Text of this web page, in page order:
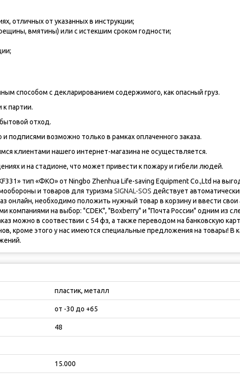
отличных от указанных в инструкции;
вмятины) или с истекшим сроком годности;
способом с декларированием содержимого, как опасный груз.
партии.
отход.
возможно только в рамках оплаченного заказа.
клиентами нашего интернет-магазина не осуществляется.
и на стадионе, что может привести к пожару и гибели людей.
тип «ФКО» от Ningbo Zhenhua Life-saving Equipment Co.,Ltd на
и товаров для туризма SIGNAL-SOS действует
онлайн, необходимо положить нужный товар в корзину и ввести
компаниями на выбор: "CDEK", "Boxberry" и "Почта России" одним из
можно в соотвествии с 54 фз, а также переводом на банковскую
кроме этого у нас имеются cпециальные предложения на товары! В
пластик, металл
от -30 до +65
48
15.000